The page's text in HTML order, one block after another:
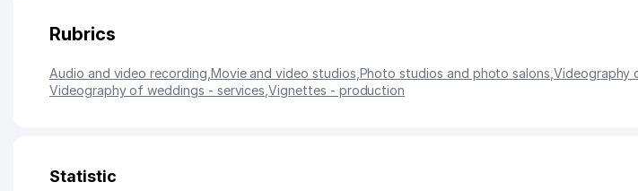
Rubrics
Audio and video recording Movie and video studios Photo studios and photo salons Videography
Videography of weddings - services ,Vignettes - production
Statistic